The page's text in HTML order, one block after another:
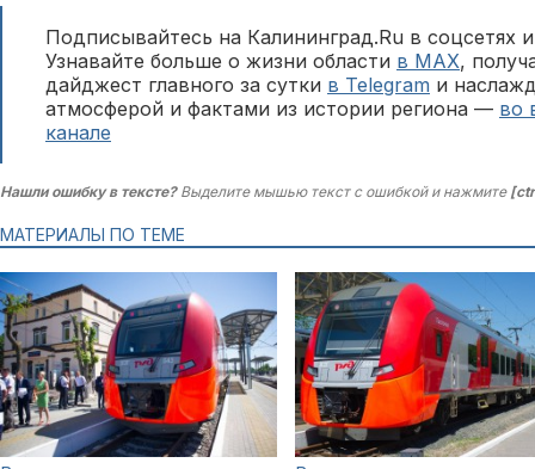
Подписывайтесь на Калининград.Ru в соцсетях
Узнавайте больше о жизни области в MAX,
дайджест главного за сутки в Telegram и
атмосферой и фактами из истории региона — во
канале
Нашли ошибку в тексте?Выделите мышью текст с ошибкой и нажмите
МАТЕРИАЛЫ ПО ТЕМЕ